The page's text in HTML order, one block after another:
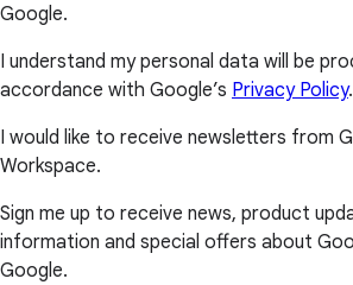
Google.
I understand my personal data will be
accordance with Google’s Privacy Policy.
I would like to receive newsletters from
Workspace.
Sign me up to receive news, product
information and special offers about
Google.